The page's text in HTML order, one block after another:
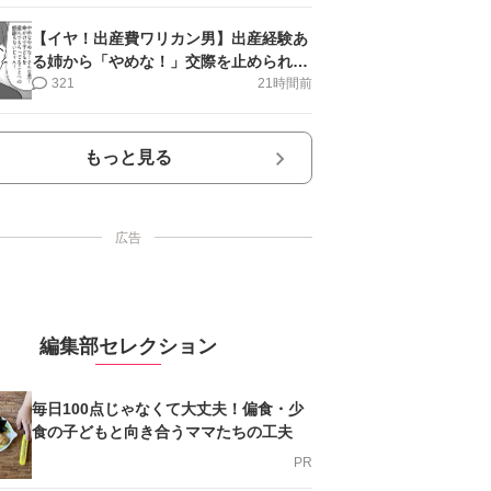
【イヤ！出産費ワリカン男】出産経験あ
る姉から「やめな！」交際を止められ＜
第12話＞#4コマ母道場
21時間前
321
もっと見る
広告
編集部セレクション
毎日100点じゃなくて大丈夫！偏食・少
食の子どもと向き合うママたちの工夫
PR